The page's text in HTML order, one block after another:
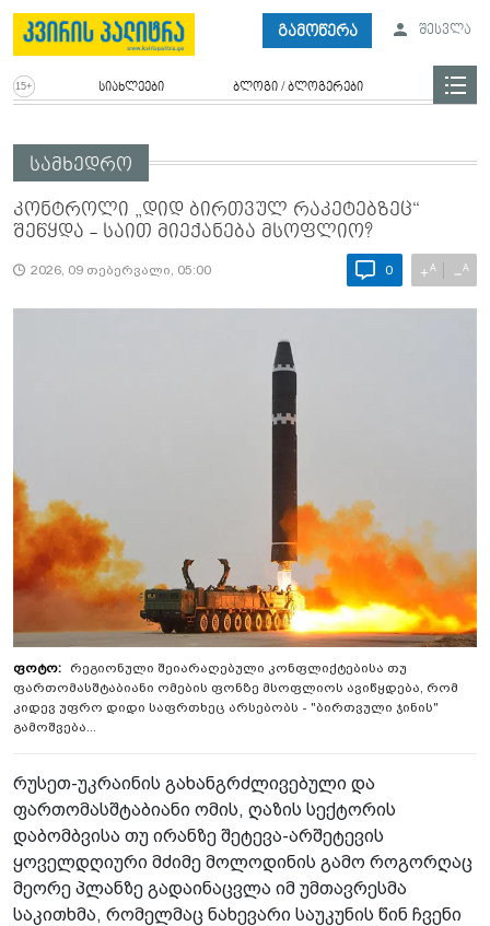
გამოწერა შესვლა
სიახლეები ბლოგი / ბლოგერები
სამხედრო
კონტროლი „დიდ ბირთვულ რაკეტებზეც“
შეწყდა - საით მიექანება მსოფლიო?
2026, 09 თებერვალი, 05:00 0 +A −A
რეგიონული შეიარაღებული კონფლიქტებისა თუ
ფართომასშტაბიანი ომების ფონზე მსოფლიოს ავიწყდება, რომ
კიდევ უფრო დიდი საფრთხეც არსებობს - "ბირთვული ჯინის"
გამოშვება...
რუსეთ-უკრაინის გახანგრძლივებული და
ფართომასშტაბიანი ომის, ღაზის სექტორის
დაბომბვისა თუ ირანზე შეტევა-არშეტევის
ყოველდღიური მძიმე მოლოდინის გამო როგორღაც
მეორე პლანზე გადაინაცვლა იმ უმთავრესმა
საკითხმა, რომელმაც ნახევარი საუკუნის წინ ჩვენი